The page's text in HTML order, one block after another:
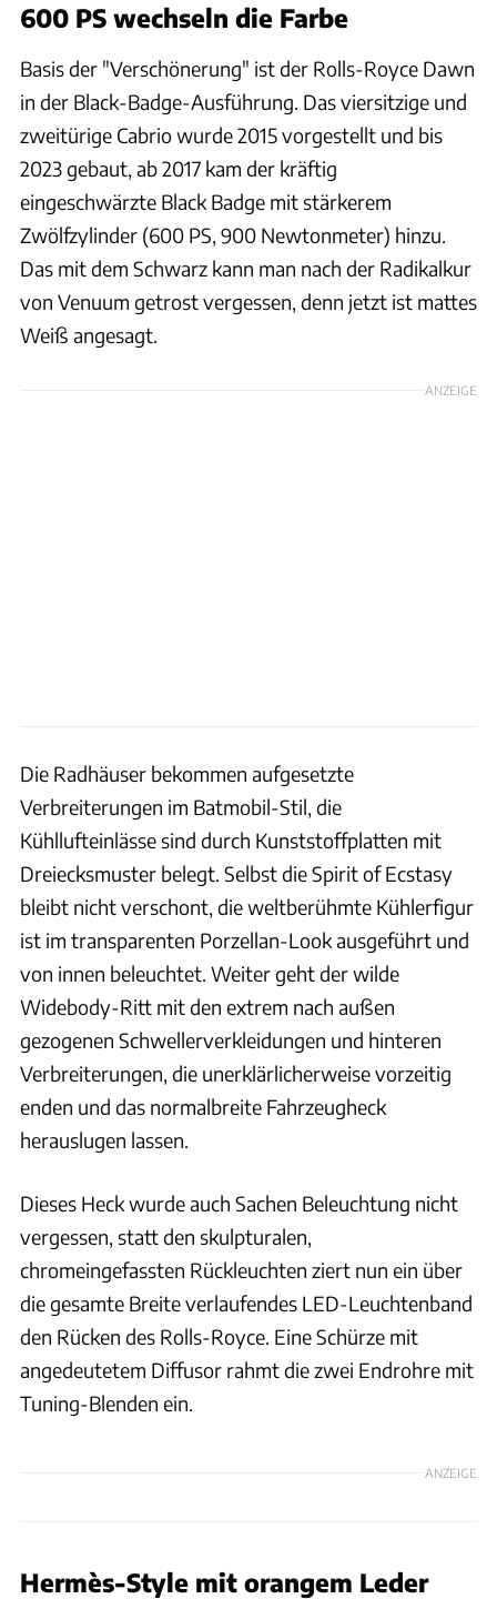
600 PS wechseln die Farbe
Basis der "Verschönerung" ist der Rolls-Royce Dawn
in der Black-Badge-Ausführung. Das viersitzige und
zweitürige Cabrio wurde 2015 vorgestellt und bis
2023 gebaut, ab 2017 kam der kräftig
eingeschwärzte Black Badge mit stärkerem
Zwölfzylinder (600 PS, 900 Newtonmeter) hinzu.
Das mit dem Schwarz kann man nach der Radikalkur
von Venuum getrost vergessen, denn jetzt ist mattes
Weiß angesagt.
ANZEIGE
Die Radhäuser bekommen aufgesetzte
Verbreiterungen im Batmobil-Stil, die
Kühllufteinlässe sind durch Kunststoffplatten mit
Dreiecksmuster belegt. Selbst die Spirit of Ecstasy
bleibt nicht verschont, die weltberühmte Kühlerfigur
ist im transparenten Porzellan-Look ausgeführt und
von innen beleuchtet. Weiter geht der wilde
Widebody-Ritt mit den extrem nach außen
gezogenen Schwellerverkleidungen und hinteren
Verbreiterungen, die unerklärlicherweise vorzeitig
enden und das normalbreite Fahrzeugheck
herauslugen lassen.
Dieses Heck wurde auch Sachen Beleuchtung nicht
vergessen, statt den skulpturalen,
chromeingefassten Rückleuchten ziert nun ein über
die gesamte Breite verlaufendes LED-Leuchtenband
den Rücken des Rolls-Royce. Eine Schürze mit
angedeutetem Diffusor rahmt die zwei Endrohre mit
Tuning-Blenden ein.
ANZEIGE
Hermès-Style mit orangem Leder